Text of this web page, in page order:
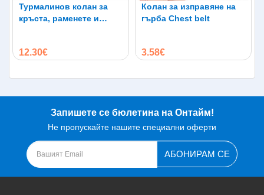
Турмалинов колан за
кръста, раменете и
12.30€
Колан за изправяне на
гърба Chest belt
3.58€
Запишете се бюлетина на Онтайм!
Не пропускайте нашите специални оферти
АБОНИРАМ СЕ